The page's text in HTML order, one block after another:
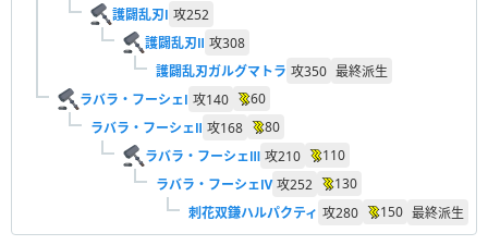
護闢乱刃Ⅰ 攻252
護闢乱刃Ⅱ 攻308
護闢乱刃ガルグマトラ 攻350 最終派生
ラバラ・フーシェⅠ 攻140
60
ラバラ・フーシェⅡ 攻168
80
ラバラ・フーシェⅢ 攻210
110
ラバラ・フーシェⅣ 攻252
130
刺花双鎌ハルパクティ 攻280 150 最終派生